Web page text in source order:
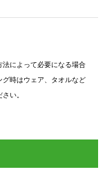
法によって必要になる場合
時はウェア、タオルなど
い。